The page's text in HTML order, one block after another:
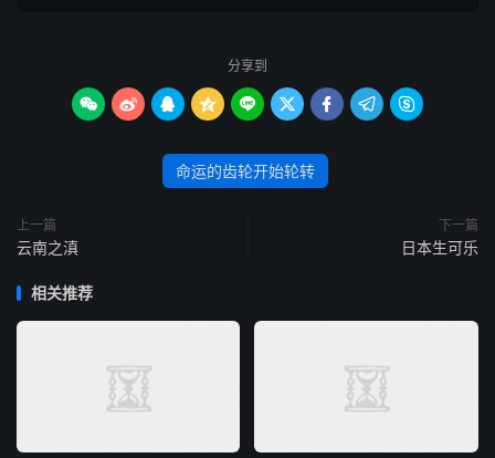
分享到
        
命运的齿轮开始轮转
上一篇
云南之滇
下一篇
日本生可乐
相关推荐